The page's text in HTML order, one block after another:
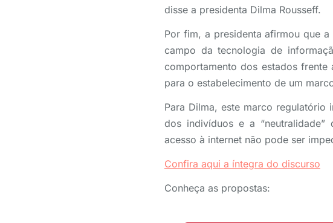
disse a presidenta Dilma Rousseff.
Por fim, a presidenta afirmou que
campo da tecnologia de
comportamento dos estados frente
para o estabelecimento de um
Para Dilma, este marco
dos indivíduos e a
acesso à internet não pode ser
Confira aqui a íntegra do discurso
Conheça as propostas: